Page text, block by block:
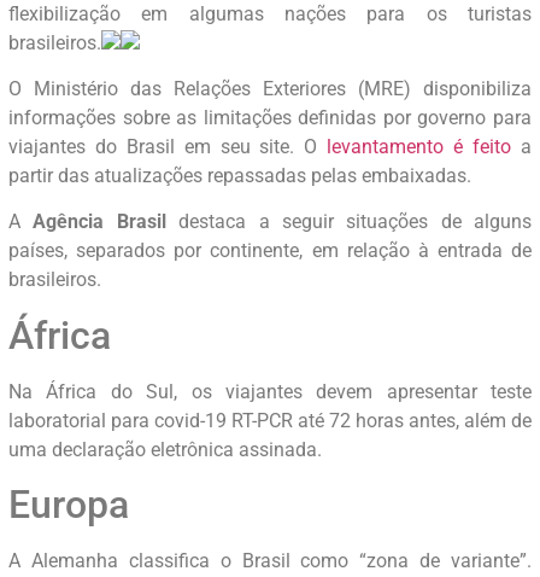
flexibilização em algumas nações para os turistas
brasileiros.
O Ministério das Relações Exteriores (MRE) disponibiliza
informações sobre as limitações definidas por governo para
viajantes do Brasil em seu site. O levantamento é feito a
partir das atualizações repassadas pelas embaixadas.
AAgência Brasil
destaca a seguir situações de alguns
países, separados por continente, em relação à entrada de
brasileiros.
África
Na África do Sul, os viajantes devem apresentar teste
laboratorial para covid-19 RT-PCR até 72 horas antes, além de
uma declaração eletrônica assinada.
Europa
A Alemanha classifica o Brasil como “zona de variante”.